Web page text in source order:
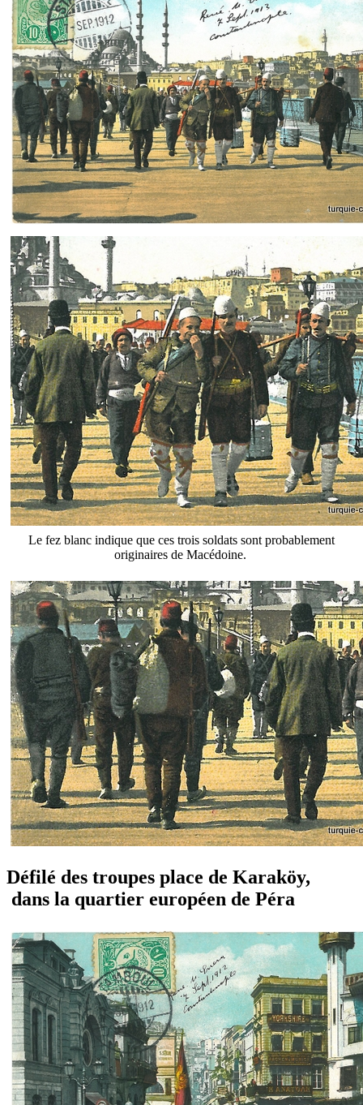
Le fez blanc indique que ces trois soldats sont probablement
originaires de Macédoine.
Défilé des troupes place de Karaköy,
dans la quartier européen de Péra